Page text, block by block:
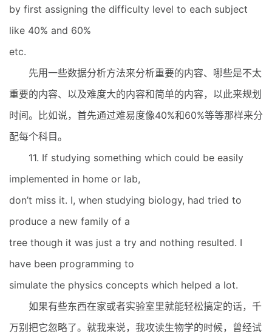
by first assigning the difficulty level to each subject
like 40% and 60%
etc.
先用一些数据分析方法来分析重要的内容、哪些是不太
重要的内容、以及难度大的内容和简单的内容，以此来规划
时间。比如说，首先通过难易度像40%和60%等等那样来分
配每个科目。
11. If studying something which could be easily
implemented in home or lab,
don’t miss it. I, when studying biology, had tried to
produce a new family of a
tree though it was just a try and nothing resulted. I
have been programming to
simulate the physics concepts which helped a lot.
如果有些东西在家或者实验室里就能轻松搞定的话，千
万别把它忽略了。就我来说，我攻读生物学的时候，曾经试